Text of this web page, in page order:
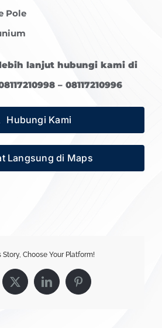
Pole
lanjut hubungi kami di
– 08117210996
Hubungi Kami
Langsung di Maps
Story, Choose Your Platform!
X LinkedInPinterest